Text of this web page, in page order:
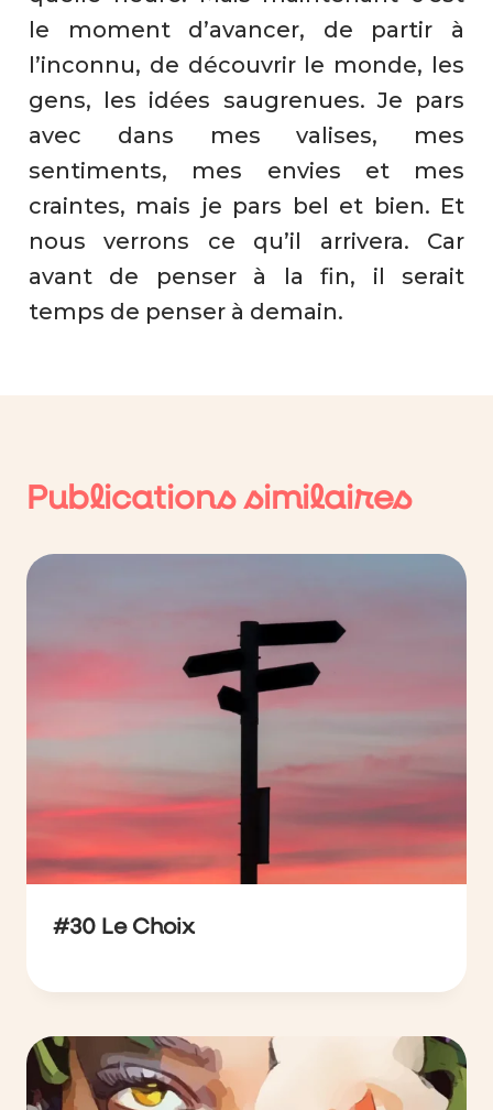
le moment d’avancer, de partir à
l’inconnu, de découvrir le monde, les
gens, les idées saugrenues. Je pars
avec dans mes valises, mes
sentiments, mes envies et mes
craintes, mais je pars bel et bien. Et
nous verrons ce qu’il arrivera. Car
avant de penser à la fin, il serait
temps de penser à demain.
Publications similaires
#30 Le Choix